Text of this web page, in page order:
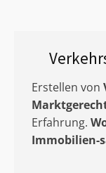
Erstellen von
Erfahrung.
Immobilien-